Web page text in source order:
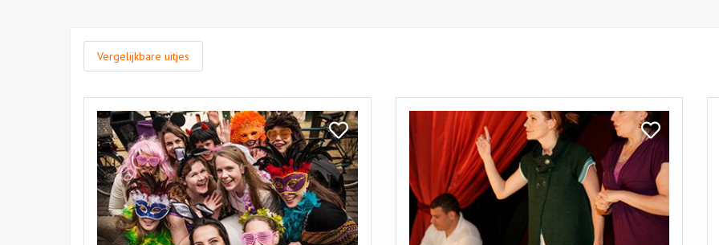
Vergelijkbare uitjes
Bekijk
Lipdub
Workshop
Bekijk
Lipdub
Workshop
Bekijk
Workshop
Comedy
Improvisatie
Bekijk
Workshop
Comedy
Improvisatie